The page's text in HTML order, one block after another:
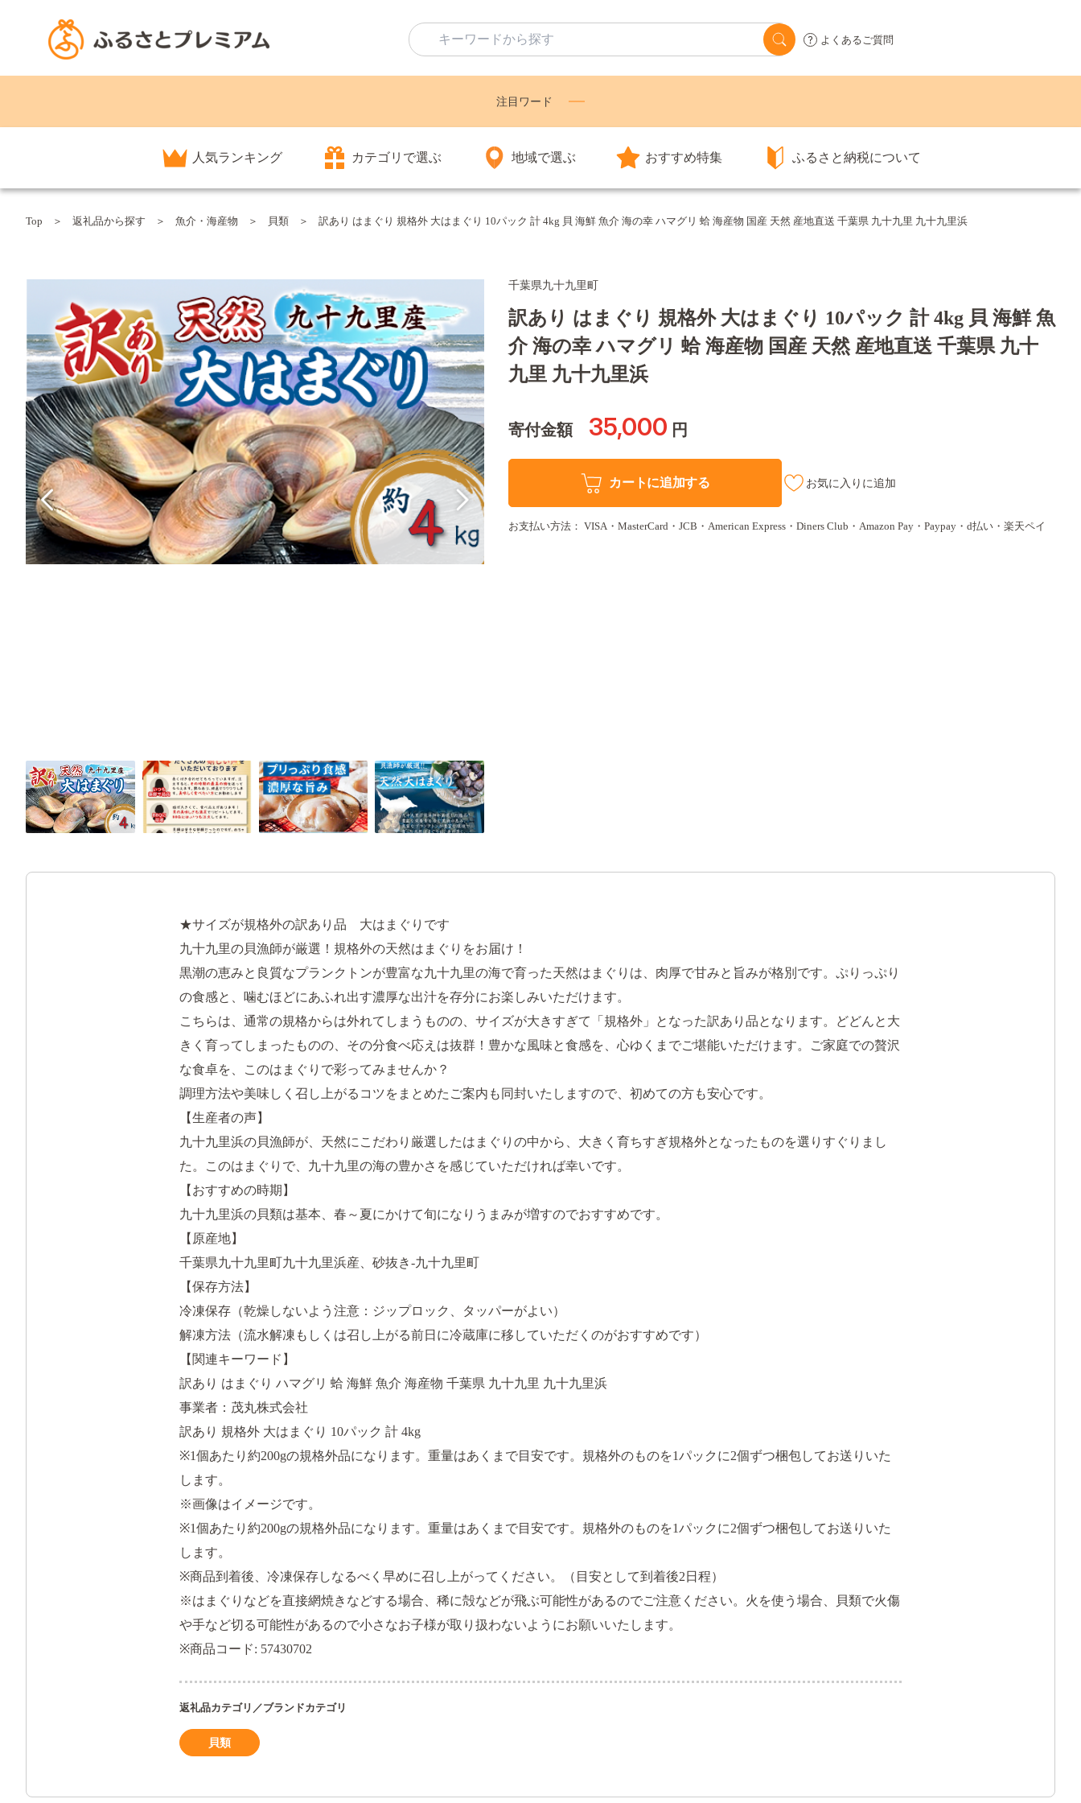
よくあるご質問
注目ワード
人気ランキング カテゴリで選ぶ 地域で選ぶ おすすめ特集 ふるさと納税について
Top 返礼品から探す 魚介・海産物 貝類 訳あり はまぐり 規格外 大はまぐり 10パック 計 4kg 貝 海鮮 魚介 海の幸 ハマグリ 蛤 海産物 国産 天然 産地直送 千葉県 九十九里 九十九里浜
千葉県九十九里町
訳あり はまぐり 規格外 大はまぐり 10パック 計 4kg 貝 海鮮 魚
介 海の幸 ハマグリ 蛤 海産物 国産 天然 産地直送 千葉県 九十
九里 九十九里浜
寄付金額 35,000 円
カートに追加する お気に入りに追加
お支払い方法： VISA・MasterCard・JCB・American Express・Diners Club・Amazon Pay・Paypay・d払い・楽天ペイ
★サイズが規格外の訳あり品 大はまぐりです
九十九里の貝漁師が厳選！規格外の天然はまぐりをお届け！
黒潮の恵みと良質なプランクトンが豊富な九十九里の海で育った天然はまぐりは、肉厚で甘みと旨みが格別です。ぷりっぷり
の食感と、噛むほどにあふれ出す濃厚な出汁を存分にお楽しみいただけます。
こちらは、通常の規格からは外れてしまうものの、サイズが大きすぎて「規格外」となった訳あり品となります。どどんと大
きく育ってしまったものの、その分食べ応えは抜群！豊かな風味と食感を、心ゆくまでご堪能いただけます。ご家庭での贅沢
な食卓を、このはまぐりで彩ってみませんか？
調理方法や美味しく召し上がるコツをまとめたご案内も同封いたしますので、初めての方も安心です。
【生産者の声】
九十九里浜の貝漁師が、天然にこだわり厳選したはまぐりの中から、大きく育ちすぎ規格外となったものを選りすぐりまし
た。このはまぐりで、九十九里の海の豊かさを感じていただければ幸いです。
【おすすめの時期】
九十九里浜の貝類は基本、春～夏にかけて旬になりうまみが増すのでおすすめです。
【原産地】
千葉県九十九里町九十九里浜産、砂抜き‐九十九里町
【保存方法】
冷凍保存（乾燥しないよう注意：ジップロック、タッパーがよい）
解凍方法（流水解凍もしくは召し上がる前日に冷蔵庫に移していただくのがおすすめです）
【関連キーワード】
訳あり はまぐり ハマグリ 蛤 海鮮 魚介 海産物 千葉県 九十九里 九十九里浜
事業者：茂丸株式会社
訳あり 規格外 大はまぐり 10パック 計 4kg
※1個あたり約200gの規格外品になります。重量はあくまで目安です。規格外のものを1パックに2個ずつ梱包してお送りいた
します。
※画像はイメージです。
※1個あたり約200gの規格外品になります。重量はあくまで目安です。規格外のものを1パックに2個ずつ梱包してお送りいた
します。
※商品到着後、冷凍保存しなるべく早めに召し上がってください。（目安として到着後2日程）
※はまぐりなどを直接網焼きなどする場合、稀に殻などが飛ぶ可能性があるのでご注意ください。火を使う場合、貝類で火傷
や手など切る可能性があるので小さなお子様が取り扱わないようにお願いいたします。
※商品コード: 57430702
返礼品カテゴリ／ブランドカテゴリ
貝類